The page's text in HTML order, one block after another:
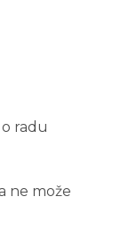
radu
ne može